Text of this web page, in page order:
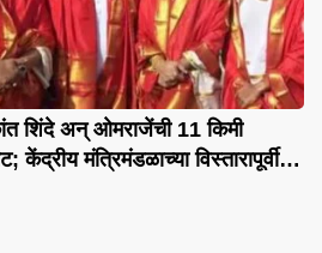
शिंदे अन् ओमराजेंची 11 किमी
केंद्रीय मंत्रिमंडळाच्या विस्तारापूर्वी